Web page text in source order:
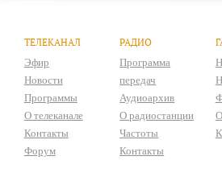
ТЕЛЕКАНАЛ
Эфир
Новости
Программы
О телеканале
Контакты
Форум
РАДИО
Программа
передач
Аудиоархив
О радиостанции
Частоты
Контакты